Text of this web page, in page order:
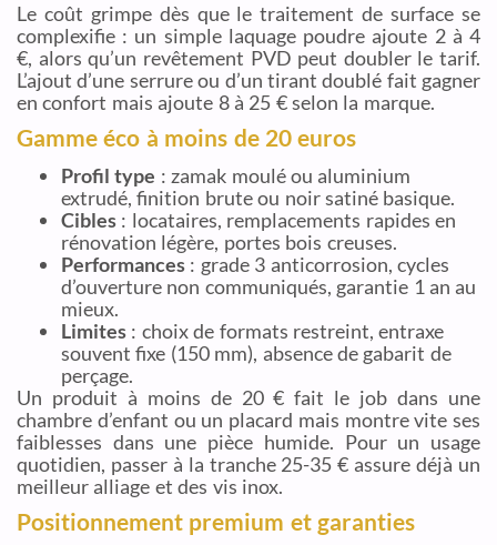
Le coût grimpe dès que le traitement de surface se
complexifie : un simple laquage poudre ajoute 2 à 4
€, alors qu’un revêtement PVD peut doubler le tarif.
L’ajout d’une serrure ou d’un tirant doublé fait gagner
en confort mais ajoute 8 à 25 € selon la marque.
Gamme éco à moins de 20 euros
Profil type : zamak moulé ou aluminium
extrudé, finition brute ou noir satiné basique.
Cibles : locataires, remplacements rapides en
rénovation légère, portes bois creuses.
Performances : grade 3 anticorrosion, cycles
d’ouverture non communiqués, garantie 1 an au
mieux.
Limites : choix de formats restreint, entraxe
souvent fixe (150 mm), absence de gabarit de
perçage.
Un produit à moins de 20 € fait le job dans une
chambre d’enfant ou un placard mais montre vite ses
faiblesses dans une pièce humide. Pour un usage
quotidien, passer à la tranche 25-35 € assure déjà un
meilleur alliage et des vis inox.
Positionnement premium et garanties